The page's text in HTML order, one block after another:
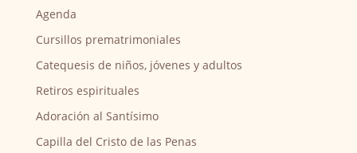
Agenda
Cursillos prematrimoniales
Catequesis de niños, jóvenes y adultos
Retiros espirituales
Adoración al Santísimo
Capilla del Cristo de las Penas